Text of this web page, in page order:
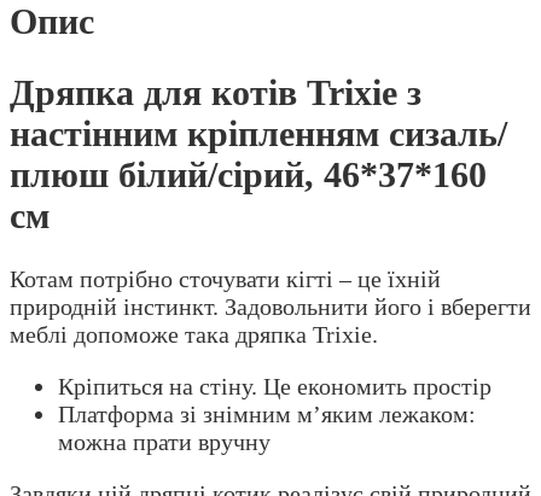
см
Опис
Дряпка для котів Trixie з
настінним кріпленням сизаль/
плюш білий/сірий, 46*37*160
см
Котам потрібно сточувати кігті – це їхній
природній інстинкт. Задовольнити його і вберегти
меблі допоможе така дряпка Trixie.
Кріпиться на стіну. Це економить простір
Платформа зі знімним м’яким лежаком:
можна прати вручну